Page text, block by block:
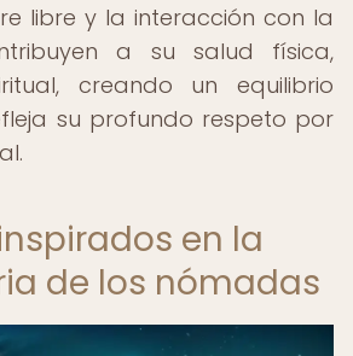
libre y la interacción con la
a su salud física,
creando un equilibrio
su profundo respeto por
en la
de los nómadas